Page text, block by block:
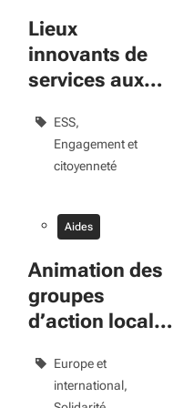
Lieux
innovants de
services aux
ESS
Engagement et
citoyenneté
Aides
Animation des
groupes
d’action locale
Europe et
international